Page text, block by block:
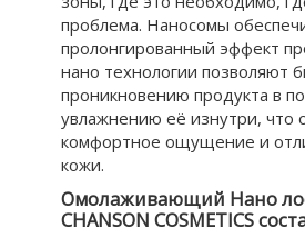
проблема. Наносомы
пролонгированный эффект
нано технологии позволяют
проникновению продукта в
увлажнению её изнутри, что
комфортное ощущение и
кожи.
Омолаживающий Нано
CHANSON COSMETICS